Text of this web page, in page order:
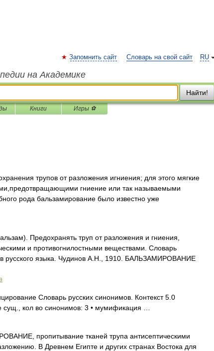
RU
Запомнить сайт Словарь на свой сайт
на Академике
Найти!
Книги Игры ⚽
трупов от разложения игниения; для этого мягкие
гниение или так называемыми
рода бальзамирование было известно уже
Предохранять труп от разложения и гниения,
и противогнилостными веществами. Словарь
русского языка. Чудинов А.Н., 1910. БАЛЬЗАМИРОВАНИЕ
Словарь русских синонимов. Контекст 5.0
кол во синонимов: 3 • мумификация …
пропитывание тканей трупа антисептическими
В Древнем Египте и других странах Востока для